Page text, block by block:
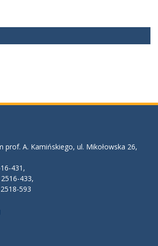
prof. A. Kamińskiego, ul. Mikołowska 26,
431,
433,
593